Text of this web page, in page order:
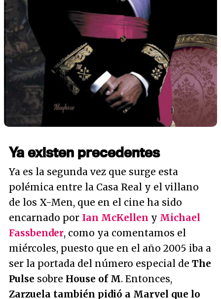
Ya existen precedentes
Ya es la segunda vez que surge esta
polémica entre la Casa Real y el villano
de los X-Men, que en el cine ha sido
encarnado por Ian McKellen y Michael
Fassbender, como ya comentamos el
miércoles, puesto que en el año 2005 iba a
ser la portada del número especial de The
Pulse sobre House of M. Entonces,
Zarzuela también pidió a Marvel que lo